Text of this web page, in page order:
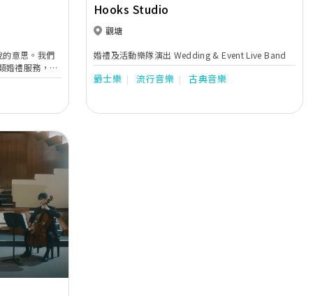
的意思。我們
婚禮服務，為
Hooks Studio
觀塘
婚禮及活動樂隊演出 Wedding & Event Live Band
爵士樂 流行音樂 古典音樂